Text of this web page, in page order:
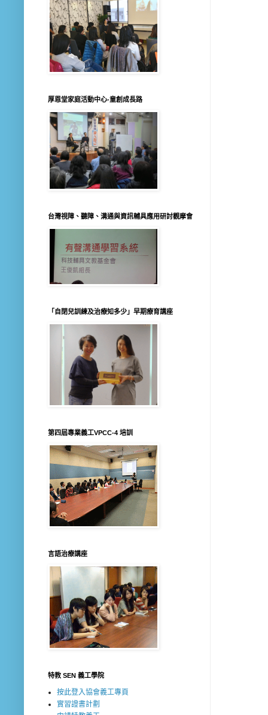
厚恩堂家庭活動中心-童創成長路
台灣視障、聽障、溝通與資訊輔具應用研討觀摩會
「自閉兒訓練及治療知多少」早期療育講座
第四屆專業義工VPCC-4 培訓
言語治療講座
特教 SEN 義工學院
按此登入協會義工專頁
實習證書計劃